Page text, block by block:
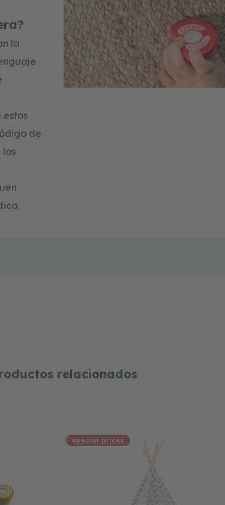
la
estos
de
relacionados
special prices